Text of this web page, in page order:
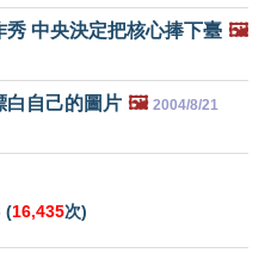
中央決定把核心捧下臺 🖼️
白自己的圖片 🖼️ 2004/8/21
(16,435次)